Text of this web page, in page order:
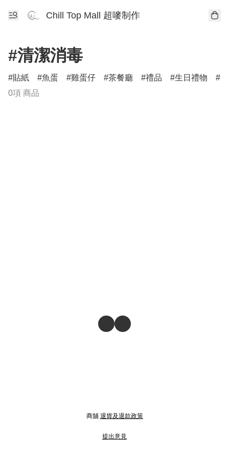
Chill Top Mall 超嘜制作
#清潔消毒
貼紙 魚蛋 雞蛋仔 茶餐廳 禮品 生日禮物
0項 商品
商舖 退貨及退款政策
提出意見